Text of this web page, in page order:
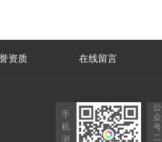
资质 在线留言
手
机
浏
公
众
号
二